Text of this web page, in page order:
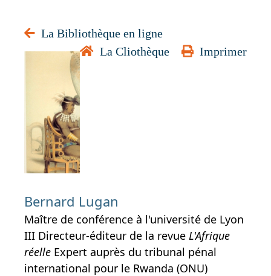
La Bibliothèque en ligne
La Cliothèque
Imprimer
Bernard Lugan
Maître de conférence à l'université de Lyon
III Directeur-éditeur de la revue L'Afrique
réelle Expert auprès du tribunal pénal
international pour le Rwanda (ONU)